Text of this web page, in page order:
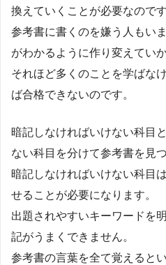
換えていくことが必要なのです
参考書に書くのを嫌う人もい
がわかるように作り変えてい
それほど多くのことを学ばな
ば合格できないのです。
暗記しなければいけない科目
ない科目を分けて参考書を見
暗記しなければいけない科目
せることが必要になります。
出題されやすいキーワードを
記がうまくできません。
参考書の言葉を全て覚えると